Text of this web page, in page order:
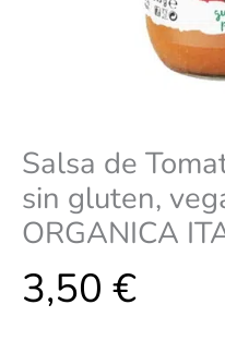
Salsa de
sin gluten,
ORGANICA
3,50 €